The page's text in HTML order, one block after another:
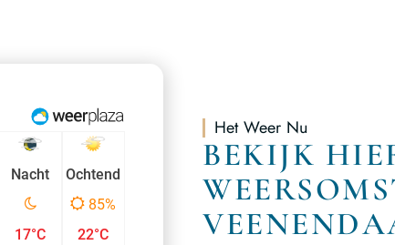
Het Weer Nu
BEKIJK